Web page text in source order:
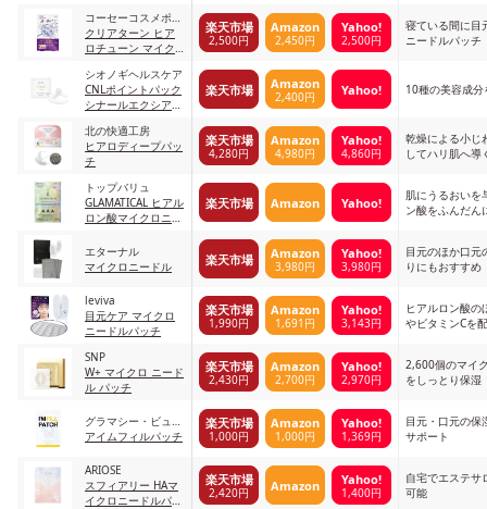
HA マイクロパッチ
EX
コーセーコスメポー
ト
クリアターン ヒア
ロチューン マイク
楽天市場
2,500円
Amazon
2,450円
Yahoo!
2,500円
寝ている間に目
ニードルパッチ
シオノギヘルスケア
CNLポイントパック
シナールエクシアマ
チ
楽天市場 Amazon
2,400円 Yahoo! 10種の美容成分
北の快適工房
ヒアロディープパッ
チ
楽天市場
4,280円
Amazon
4,980円
Yahoo!
4,860円
乾燥による小じ
してハリ肌へ導
トップバリュ
GLAMATICAL ヒアル
ロン酸マイクロニー
楽天市場 Amazon Yahoo!
肌にうるおいを
ン酸をふんだん
エターナル
マイクロニードル
楽天市場 Amazon
3,980円
Yahoo!
3,980円
目元のほか口元
りにもおすすめ
leviva
目元ケア マイクロ
ニードルパッチ
楽天市場
1,990円
Amazon
1,691円
Yahoo!
3,143円
ヒアルロン酸の
やビタミンCを
SNP
W+ マイクロ ニード
ル パッチ
楽天市場
2,430円
Amazon
2,700円
Yahoo!
2,970円
2,600個のマイ
をしっとり保湿
グラマシー・ビュー
テック
アイムフィルパッチ
楽天市場
1,000円
Amazon
1,000円
Yahoo!
1,369円
目元・口元の保
サポート
ARIOSE
スフィアリー HAマ
イクロニードルパッ
楽天市場
2,420円 Amazon Yahoo!
1,400円
自宅でエステサ
可能